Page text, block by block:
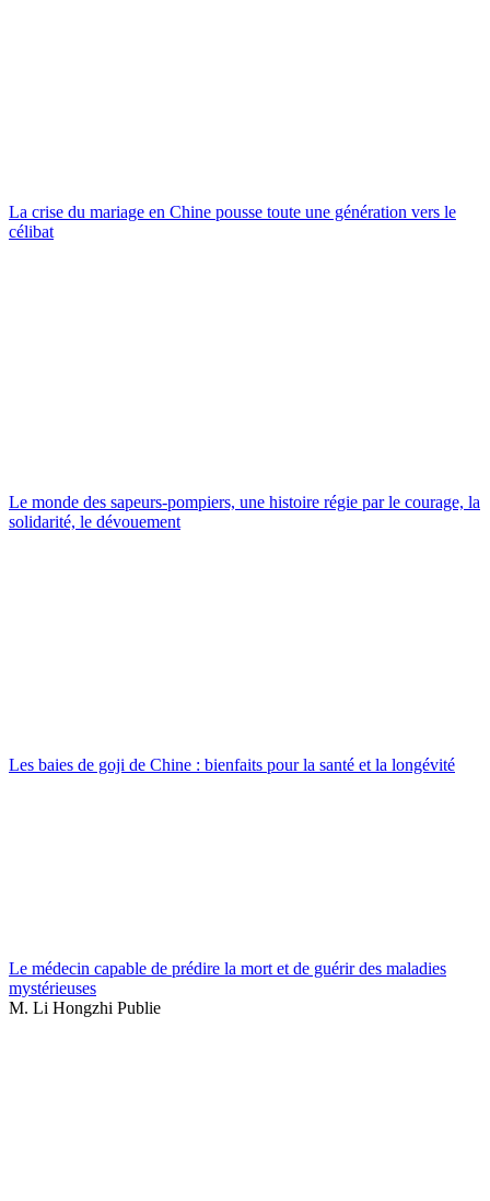
La crise du mariage en Chine pousse toute une génération vers le
célibat
Le monde des sapeurs-pompiers, une histoire régie par le courage, la
solidarité, le dévouement
Les baies de goji de Chine : bienfaits pour la santé et la longévité
Le médecin capable de prédire la mort et de guérir des maladies
mystérieuses
M. Li Hongzhi Publie